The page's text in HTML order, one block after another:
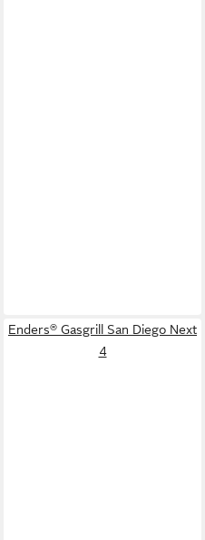
Enders® Gasgrill San Diego Next
4